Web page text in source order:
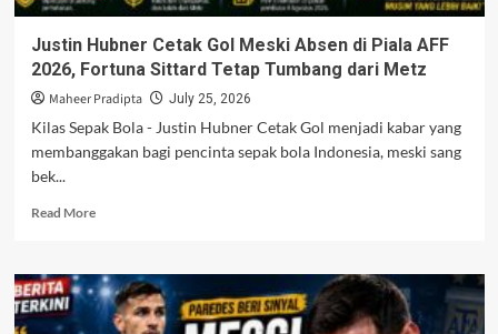
Mimpi
Juara
AFF
Justin Hubner Cetak Gol Meski Absen di Piala AFF
2026, Fortuna Sittard Tetap Tumbang dari Metz
Maheer Pradipta July 25, 2026
Kilas Sepak Bola - Justin Hubner Cetak Gol menjadi kabar yang
membanggakan bagi pencinta sepak bola Indonesia, meski sang
bek...
Read MoreRead
Justin
Hubner
Cetak